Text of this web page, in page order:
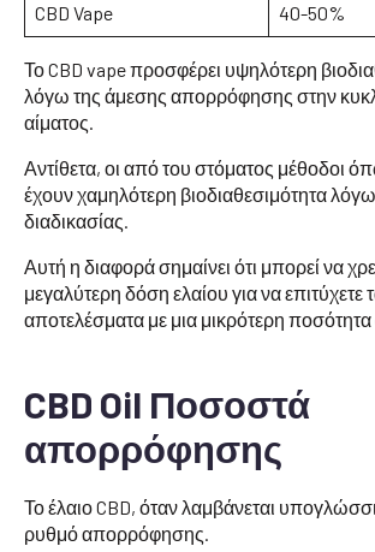
CBD Vape 40-50%
Το CBD vape προσφέρει υψηλότερη
λόγω της άμεσης απορρόφησης στην
αίματος.
Αντίθετα, οι από του στόματος μέθοδοι
έχουν χαμηλότερη βιοδιαθεσιμότητα
διαδικασίας.
Αυτή η διαφορά σημαίνει ότι μπορεί να
μεγαλύτερη δόση ελαίου για να επιτύχετε
αποτελέσματα με μια μικρότερη
CBD Oil Ποσοστά
απορρόφησης
Το έλαιο CBD, όταν λαμβάνεται
ρυθμό απορρόφησης.